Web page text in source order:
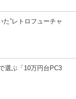
”レトロフューチャ
選ぶ「10万円台PC3